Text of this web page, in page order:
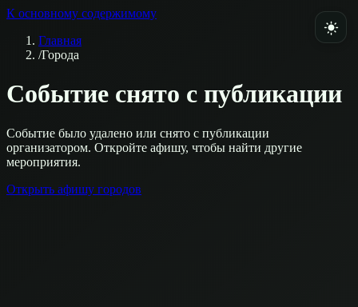
К основному содержимому
Главная
/Города
Событие снято с публикации
Событие было удалено или снято с публикации
организатором. Откройте афишу, чтобы найти другие
мероприятия.
Открыть афишу городов